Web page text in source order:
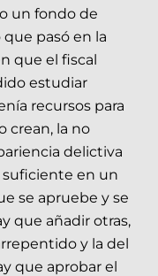
un fondo de
pasó en la
que el fiscal
estudiar
recursos para
crean, la no
delictiva
suficiente en un
se apruebe y se
que añadir otras,
y la del
que aprobar el